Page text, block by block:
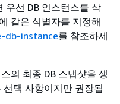
우선 DB 인스턴스를 삭
같은 식별자를 지정해
db-instance를 참조하세
의 최종 DB 스냅샷을 생
택 사항이지만 권장됩